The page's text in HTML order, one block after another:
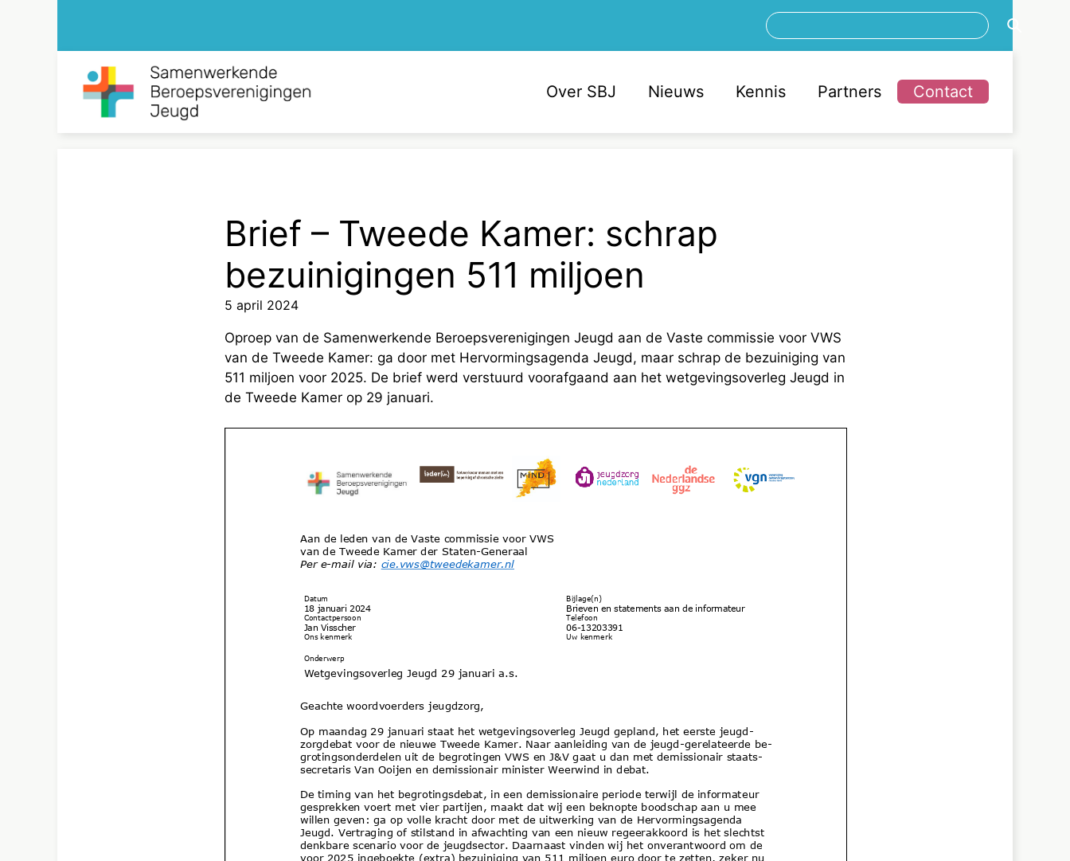
Zoeken
Over SBJ Nieuws Kennis Partners Contact
Brief – Tweede Kamer: schrap
bezuinigingen 511 miljoen
5 april 2024
Oproep van de Samenwerkende Beroepsverenigingen Jeugd aan de Vaste commissie voor VWS
van de Tweede Kamer: ga door met Hervormingsagenda Jeugd, maar schrap de bezuiniging van
511 miljoen voor 2025. De brief werd verstuurd voorafgaand aan het wetgevingsoverleg Jeugd in
de Tweede Kamer op 29 januari.